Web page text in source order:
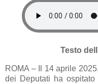
Testo
ROMA – Il 14 aprile
dei Deputati ha ospitato